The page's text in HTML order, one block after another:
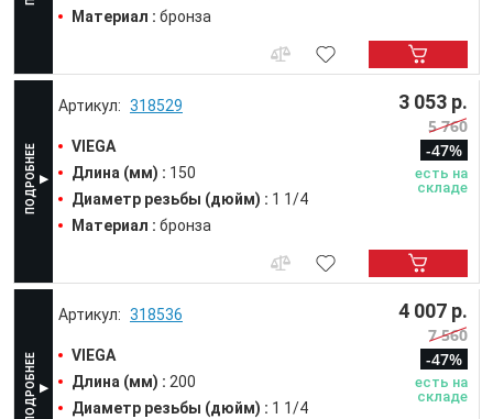
Материал : бронза
318529
VIEGA
Длина (мм) : 150
Диаметр резьбы (дюйм) : 1 1/4
Материал : бронза
3 053 р.
5 760
-47%
есть на
складе
318536
VIEGA
Длина (мм) : 200
Диаметр резьбы (дюйм) : 1 1/4
4 007 р.
7 560
-47%
есть на
складе